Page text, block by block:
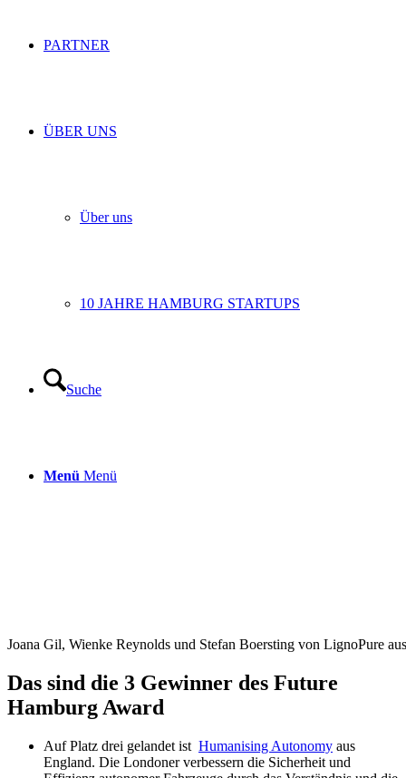
PARTNER
ÜBER UNS
Über uns
10 JAHRE HAMBURG STARTUPS
Suche
Menü Menü
Joana Gil, Wienke Reynolds und Stefan Boersting von LignoPure
Das sind die 3 Gewinner des Future
Hamburg Award
Auf Platz drei gelandet ist Humanising Autonomy aus
England. Die Londoner verbessern die Sicherheit und